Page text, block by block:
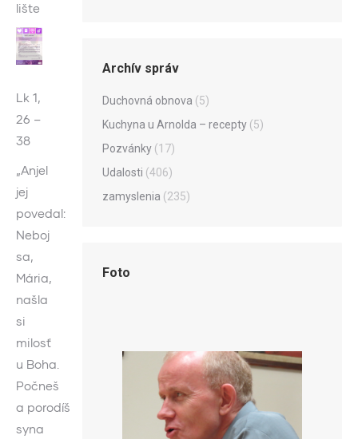
lište
Lk 1,
26 –
38
„Anjel
jej
povedal:
Neboj
sa,
Mária,
našla
si
milosť
u Boha.
Počneš
a porodíš
syna
Archív správ
Duchovná obnova (5)
Kuchyna u Arnolda – recepty (5)
Pozvánky (17)
Udalosti (406)
zamyslenia (235)
Foto